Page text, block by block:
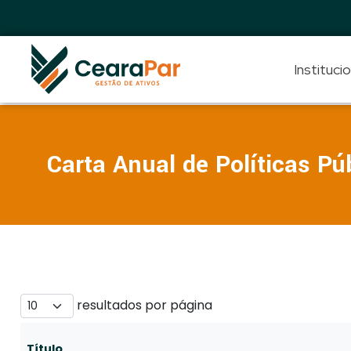
CearaPar
Gestão de Ativos
Carta Anual de Políticas